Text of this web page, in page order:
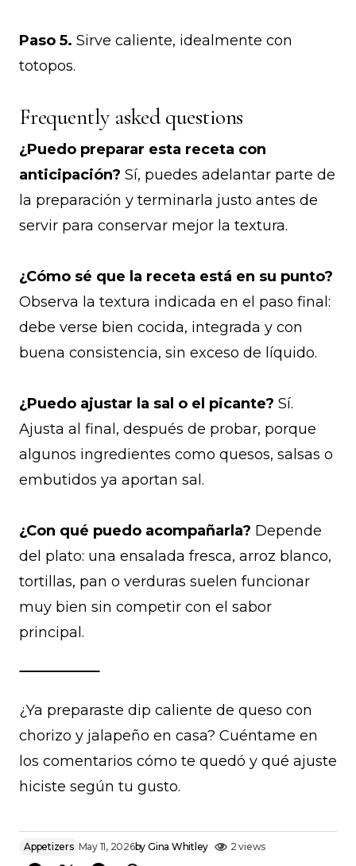
Paso 5. Sirve caliente, idealmente con
totopos.
Frequently asked questions
¿Puedo preparar esta receta con
anticipación? Sí, puedes adelantar parte de
la preparación y terminarla justo antes de
servir para conservar mejor la textura.
¿Cómo sé que la receta está en su punto?
Observa la textura indicada en el paso final:
debe verse bien cocida, integrada y con
buena consistencia, sin exceso de líquido.
¿Puedo ajustar la sal o el picante? Sí.
Ajusta al final, después de probar, porque
algunos ingredientes como quesos, salsas o
embutidos ya aportan sal.
¿Con qué puedo acompañarla? Depende
del plato: una ensalada fresca, arroz blanco,
tortillas, pan o verduras suelen funcionar
muy bien sin competir con el sabor
principal.
¿Ya preparaste dip caliente de queso con
chorizo y jalapeño en casa? Cuéntame en
los comentarios cómo te quedó y qué ajuste
hiciste según tu gusto.
Appetizers May 11, 2026by Gina Whitley 2 views